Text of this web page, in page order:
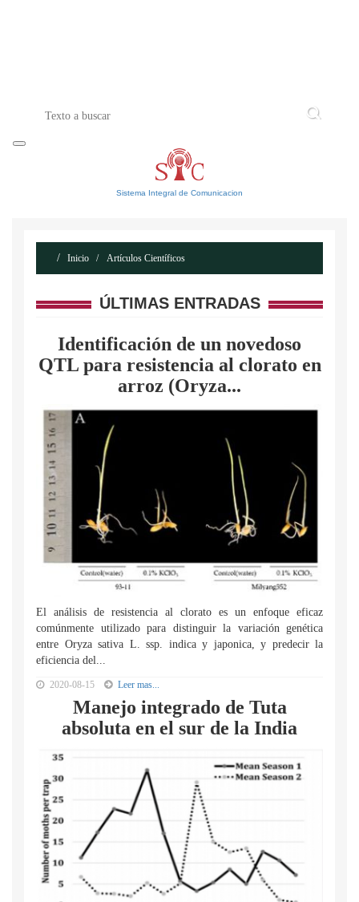
Sistema Integral de Comunicacion
Inicio Artículos Científicos
ÚLTIMAS ENTRADAS
Identificación de un novedoso
QTL para resistencia al clorato en
arroz (Oryza...
El análisis de resistencia al clorato es un enfoque eficaz
comúnmente utilizado para distinguir la variación genética
entre Oryza sativa L. ssp. indica y japonica, y predecir la
eficiencia del...
2020-08-15 Leer mas...
Manejo integrado de Tuta
absoluta en el sur de la India